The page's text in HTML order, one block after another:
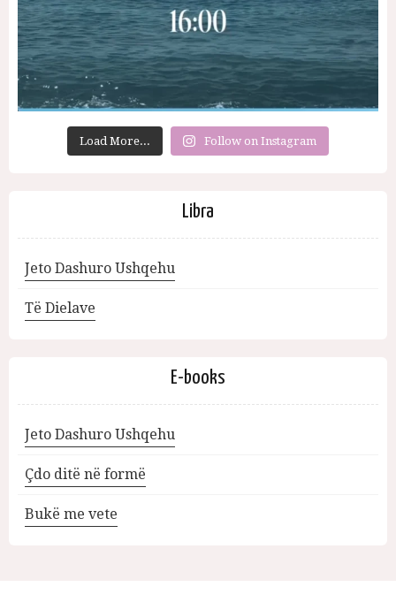
Load More... Follow on Instagram
Libra
Jeto Dashuro Ushqehu
Të Dielave
E-books
Jeto Dashuro Ushqehu
Çdo ditë në formë
Bukë me vete